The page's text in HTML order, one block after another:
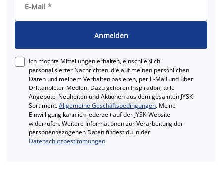
E-Mail *
Anmelden
Ich möchte Mitteilungen erhalten, einschließlich
personalisierter Nachrichten, die auf meinen persönlichen
Daten und meinem Verhalten basieren, per E-Mail und über
Drittanbieter-Medien. Dazu gehören Inspiration, tolle
Angebote, Neuheiten und Aktionen aus dem gesamten JYSK-
Sortiment.Allgemeine Geschäftsbedingungen. Meine
Einwilligung kann ich jederzeit auf der JYSK-Website
widerrufen. Weitere Informationen zur Verarbeitung der
personenbezogenen Daten findest du in der
Datenschutzbestimmungen.